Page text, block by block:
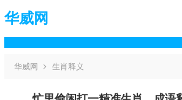
华威网
华威网 生肖释义